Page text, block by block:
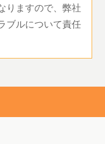
りますので、弊社
ブルについて責任